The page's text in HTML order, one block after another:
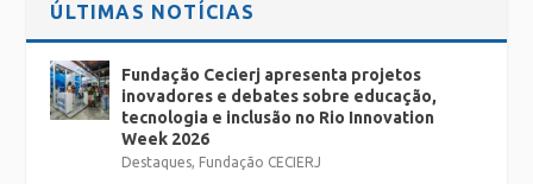
ÚLTIMAS NOTÍCIAS
Fundação Cecierj apresenta projetos
inovadores e debates sobre educação,
tecnologia e inclusão no Rio Innovation
Week 2026
Destaques, Fundação CECIERJ